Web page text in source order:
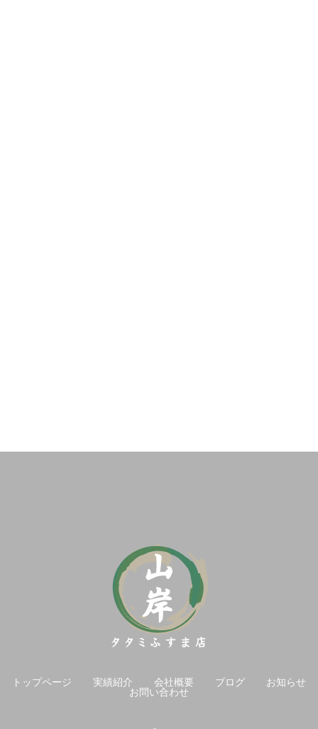
トップページ 実績紹介 会社概要 ブログ
お知らせ
お問い合わせ